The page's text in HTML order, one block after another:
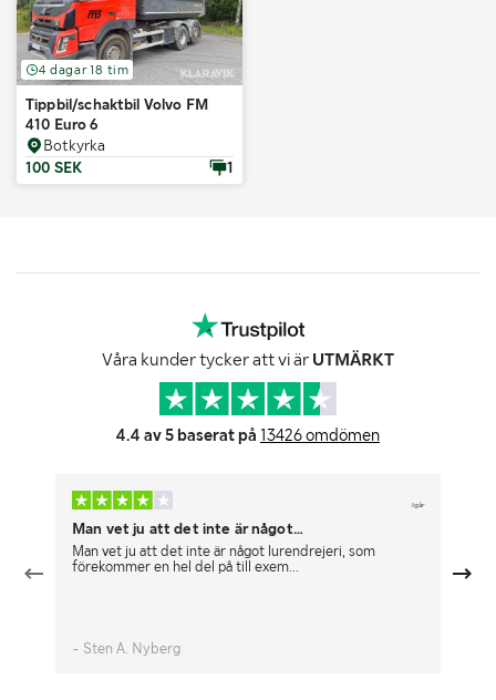
4 dagar 18 tim
Tippbil/schaktbil Volvo FM
410 Euro 6
Botkyrka
100 SEK
1
Våra kunder tycker att vi är UTMÄRKT
4.4 av 5 baserat på 13426 omdömen
Igår
Man vet ju att det inte är något…
Man vet ju att det inte är något lurendrejeri, som
förekommer en hel del på till exem...
- Sten A. Nyberg